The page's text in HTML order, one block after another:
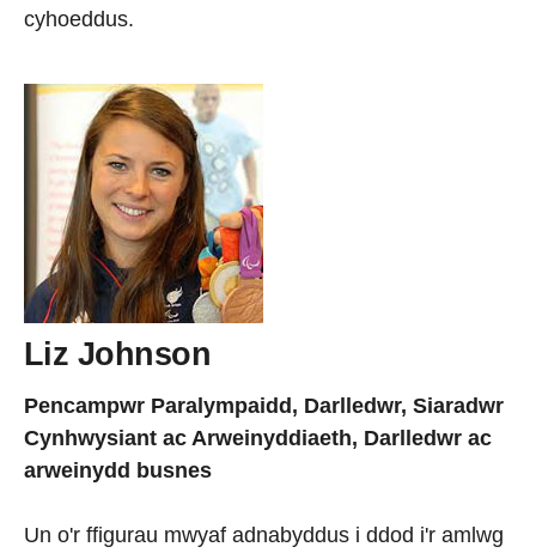
cyhoeddus.
Liz Johnson
Pencampwr Paralympaidd, Darlledwr, Siaradwr
Cynhwysiant ac Arweinyddiaeth, Darlledwr ac
arweinydd busnes
Un o'r ffigurau mwyaf adnabyddus i ddod i'r amlwg